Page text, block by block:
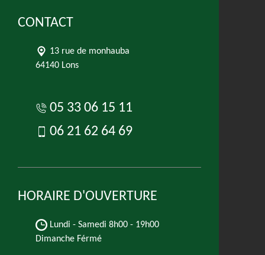
CONTACT
13 rue de monhauba
64140 Lons
05 33 06 15 11
06 21 62 64 69
HORAIRE D'OUVERTURE
Lundi - Samedi 8h00 - 19h00
Dimanche Férmé